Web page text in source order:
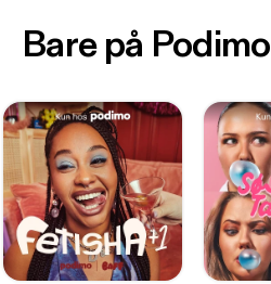
Bare på Podimo